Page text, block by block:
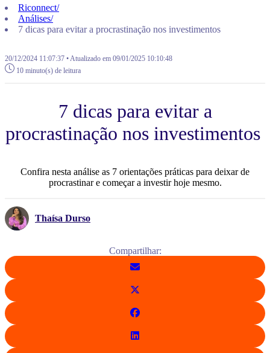
Riconnect/
Análises/
7 dicas para evitar a procrastinação nos investimentos
20/12/2024 11:07:37 • Atualizado em 09/01/2025 10:10:48
10 minuto(s) de leitura
7 dicas para evitar a
procrastinação nos investimentos
Confira nesta análise as 7 orientações práticas para deixar de
procrastinar e começar a investir hoje mesmo.
Thaísa Durso
Compartilhar: